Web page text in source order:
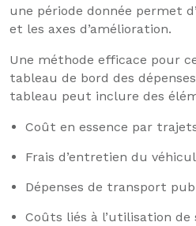
une période donnée permet
et les axes d’amélioration.
Une méthode efficace pour
tableau de bord des
tableau peut inclure des
Coût en essence par
Frais d’entretien du
Dépenses de transport
Coûts liés à l’utilisation de